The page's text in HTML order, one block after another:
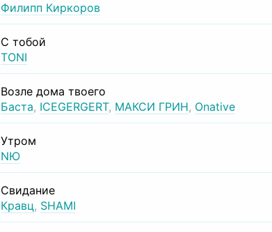
Филипп Киркоров
С тобой
TONI
Возле дома твоего
Баста, ICEGERGERT, МАКСИ ГРИН, Onative
Утром
NЮ
Свидание
Кравц, SHAMI